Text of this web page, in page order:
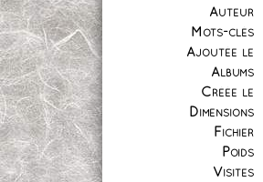
Auteur
Mots-clés
Ajoutée le
Albums
Créée le
Dimensions
Fichier
Poids
Visites